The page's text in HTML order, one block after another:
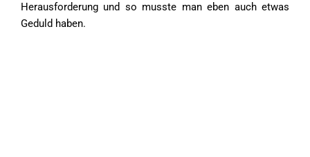
Herausforderung und so musste man eben auch etwas
Geduld haben.